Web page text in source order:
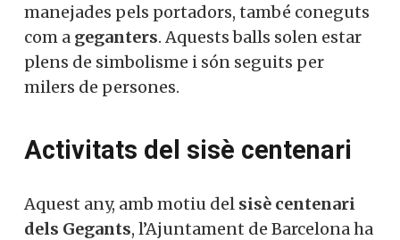
manejades pels portadors, també coneguts
com a geganters. Aquests balls solen estar
plens de simbolisme i són seguits per
milers de persones.
Activitats del sisè centenari
Aquest any, amb motiu del sisè centenari
dels Gegants, l’Ajuntament de Barcelona ha